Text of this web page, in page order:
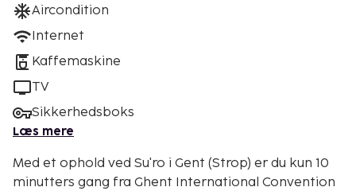
Aircondition
Internet
Kaffemaskine
TV
Sikkerhedsboks
Læs mere
Med et ophold ved Su'ro i Gent (Strop) er du kun 10
minutters gang fra Ghent International Convention